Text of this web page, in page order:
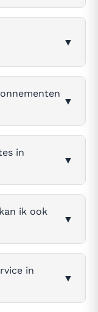
▼
▼
in
▼
ik ook
▼
in
▼